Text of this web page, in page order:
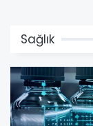
Sağlık